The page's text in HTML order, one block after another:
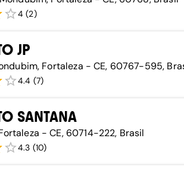
4 (2)
JP
Fortaleza - CE, 60767-595,
4.4 (7)
SANTANA
- CE, 60714-222, Brasil
4.3 (10)